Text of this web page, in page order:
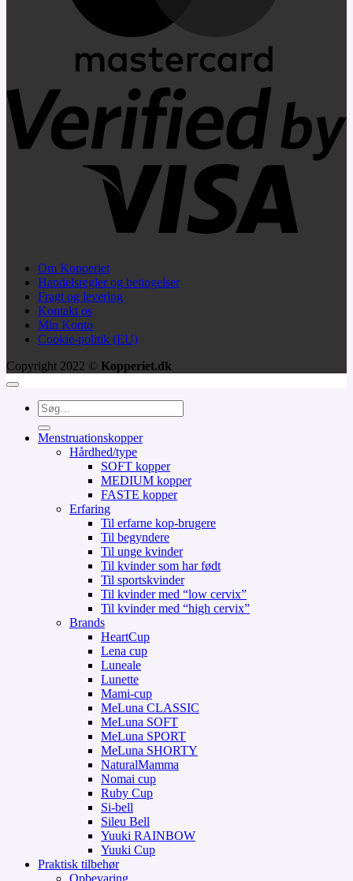
Om Kopperiet
Handelsregler og betingelser
Fragt og levering
Kontakt os
Min Konto
Cookie-politik (EU)
Copyright 2022 © Kopperiet.dk
Søg
efter:
Menstruationskopper
Hårdhed/type
SOFT kopper
MEDIUM kopper
FASTE kopper
Erfaring
Til erfarne kop-brugere
Til begyndere
Til unge kvinder
Til kvinder som har født
Til sportskvinder
Til kvinder med “low cervix”
Til kvinder med “high cervix”
Brands
HeartCup
Lena cup
Luneale
Lunette
Mami-cup
MeLuna CLASSIC
MeLuna SOFT
MeLuna SPORT
MeLuna SHORTY
NaturalMamma
Nomai cup
Ruby Cup
Si-bell
Sileu Bell
Yuuki RAINBOW
Yuuki Cup
Praktisk tilbehør
Opbevaring